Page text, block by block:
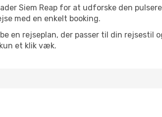
Siem Reap for at udforske den
med en enkelt booking.
en rejseplan, der passer til din rejsestil
et klik væk.